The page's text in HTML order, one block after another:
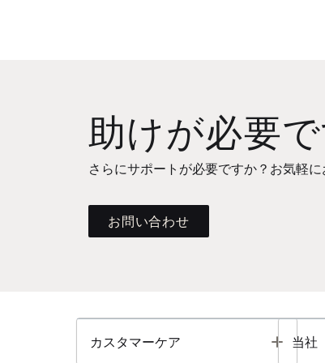
助けが必要
さらにサポートが必要ですか？お気軽に
お問い合わせ
カスタマーケア Toggle
当社